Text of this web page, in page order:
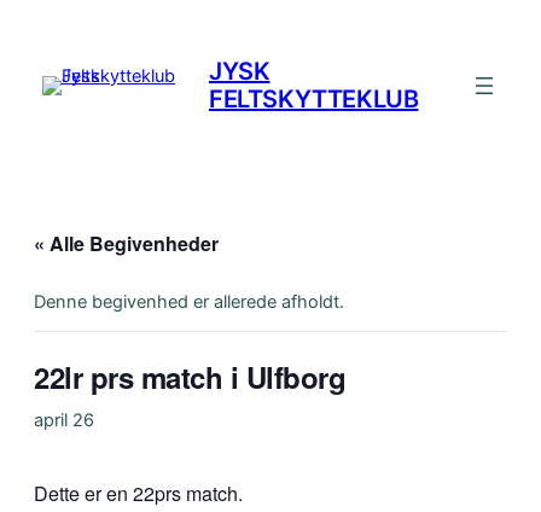
JYSK
FELTSKYTTEKLUB
« Alle Begivenheder
Denne begivenhed er allerede afholdt.
22lr prs match i Ulfborg
april 26
Dette er en 22prs match.